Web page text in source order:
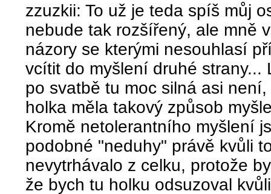
zzuzkii: To už je teda spíš můj
nebude tak rozšířený, ale mně
názory se kterými nesouhlasí
vcítit do myšlení druhé strany...
po svatbě tu moc silná asi
holka měla takový způsob
Kromě netolerantního myšlení
podobné "neduhy" právě kvůli
nevytrhávalo z celku, protože
že bych tu holku odsuzoval